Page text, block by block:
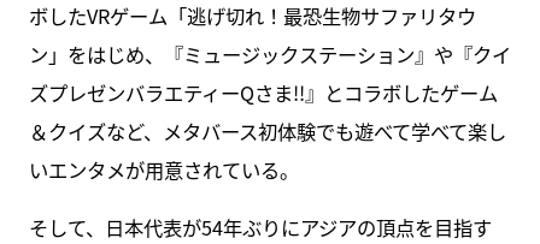
ボしたVRゲーム「逃げ切れ！最恐生物サファリタウ
ン」をはじめ、『ミュージックステーション』や『クイ
ズプレゼンバラエティーQさま!!』とコラボしたゲーム
＆クイズなど、メタバース初体験でも遊べて学べて楽し
いエンタメが用意されている。
そして、日本代表が54年ぶりにアジアの頂点を目指す